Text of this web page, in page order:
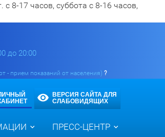
8-17 часов, суббота с 8-16 часов,
до 20:00
- прием показаний от населения) ?
ВЕРСИЯ САЙТА ДЛЯ
СЛАБОВИДЯЩИХ
ПРЕСС-ЦЕНТР